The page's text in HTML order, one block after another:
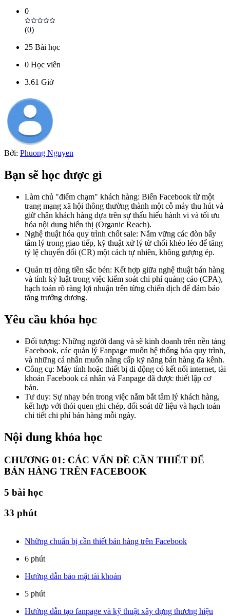
0
(0)
25 Bài học
0 Học viên
3.61 Giờ
Bởi: Phuong Nguyen
Bạn sẽ học được gì
Làm chủ "điểm chạm" khách hàng: Biến Facebook từ một
trang mạng xã hội thông thường thành một cỗ máy thu hút và
giữ chân khách hàng dựa trên sự thấu hiểu hành vi và tối ưu
hóa nội dung hiển thị (Organic Reach).
Nghệ thuật hóa quy trình chốt sale: Nắm vững các đòn bẩy
tâm lý trong giao tiếp, kỹ thuật xử lý từ chối khéo léo để tăng
tỷ lệ chuyển đổi (CR) một cách tự nhiên, không gượng ép.
Quản trị dòng tiền sắc bén: Kết hợp giữa nghệ thuật bán hàng
và tính kỷ luật trong việc kiểm soát chi phí quảng cáo (CPA),
hạch toán rõ ràng lợi nhuận trên từng chiến dịch để đảm bảo
tăng trưởng dương.
Yêu cầu khóa học
Đối tượng: Những người đang và sẽ kinh doanh trên nền tảng
Facebook, các quản lý Fanpage muốn hệ thống hóa quy trình,
và những cá nhân muốn nâng cấp kỹ năng bán hàng đa kênh.
Công cụ: Máy tính hoặc thiết bị di động có kết nối internet, tài
khoản Facebook cá nhân và Fanpage đã được thiết lập cơ
bản.
Tư duy: Sự nhạy bén trong việc nắm bắt tâm lý khách hàng,
kết hợp với thói quen ghi chép, đối soát dữ liệu và hạch toán
chi tiết chi phí bán hàng mỗi ngày.
Nội dung khóa học
CHƯƠNG 01: CÁC VẤN ĐỀ CẦN THIẾT ĐỂ
BÁN HÀNG TRÊN FACEBOOK
5 bài học
33 phút
Những chuẩn bị cần thiết bán hàng trên Facebook
6 phút
Hướng dẫn bảo mật tài khoản
5 phút
Hướng dẫn tạo fanpage và kỹ thuật xây dựng thương hiệu